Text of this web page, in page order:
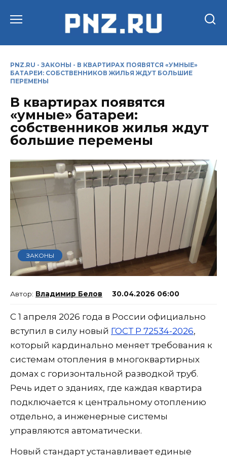
PNZ.RU - ЗАКОНЫ - В КВАРТИРАХ ПОЯВЯТСЯ «УМНЫЕ»
БАТАРЕИ: СОБСТВЕННИКОВ ЖИЛЬЯ ЖДУТ БОЛЬШИЕ
ПЕРЕМЕНЫ
В квартирах появятся
«умные» батареи:
собственников жилья ждут
большие перемены
ЗАКОНЫ
Владимир Белов 30.04.2026 06:00
С 1 апреля 2026 года в России официально
вступил в силу новый ГОСТ Р 72534-2026,
который кардинально меняет требования к
системам отопления в многоквартирных
домах с горизонтальной разводкой труб.
Речь идет о зданиях, где каждая квартира
подключается к центральному отоплению
отдельно, а инженерные системы
управляются автоматически.
Новый стандарт устанавливает единые